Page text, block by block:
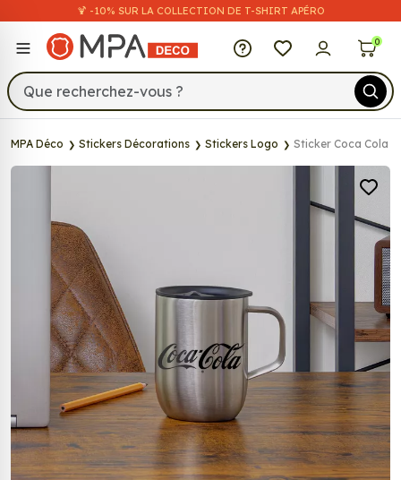
🍹 -10% SUR LA COLLECTION DE T-SHIRT APÉRO
MPA Déco 0
MPA Déco Stickers Décorations Stickers Logo Sticker Coca Cola